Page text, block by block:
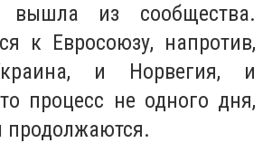
вышла из сообщества.
к Евросоюзу, напротив,
и Норвегия, и
процесс не одного дня,
продолжаются.